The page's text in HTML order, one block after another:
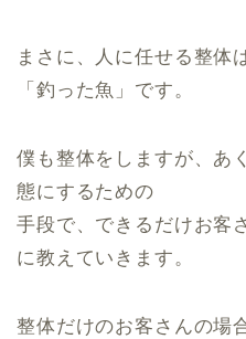
まさに、人に任せる整体
「釣った魚」です。
僕も整体をしますが、あ
態にするための
手段で、できるだけお客
に教えていきます。
整体だけのお客さんの場